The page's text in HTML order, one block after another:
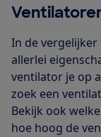
In de
allerlei
ventilator je op
zoek een
Bekijk ook
hoe hoog de